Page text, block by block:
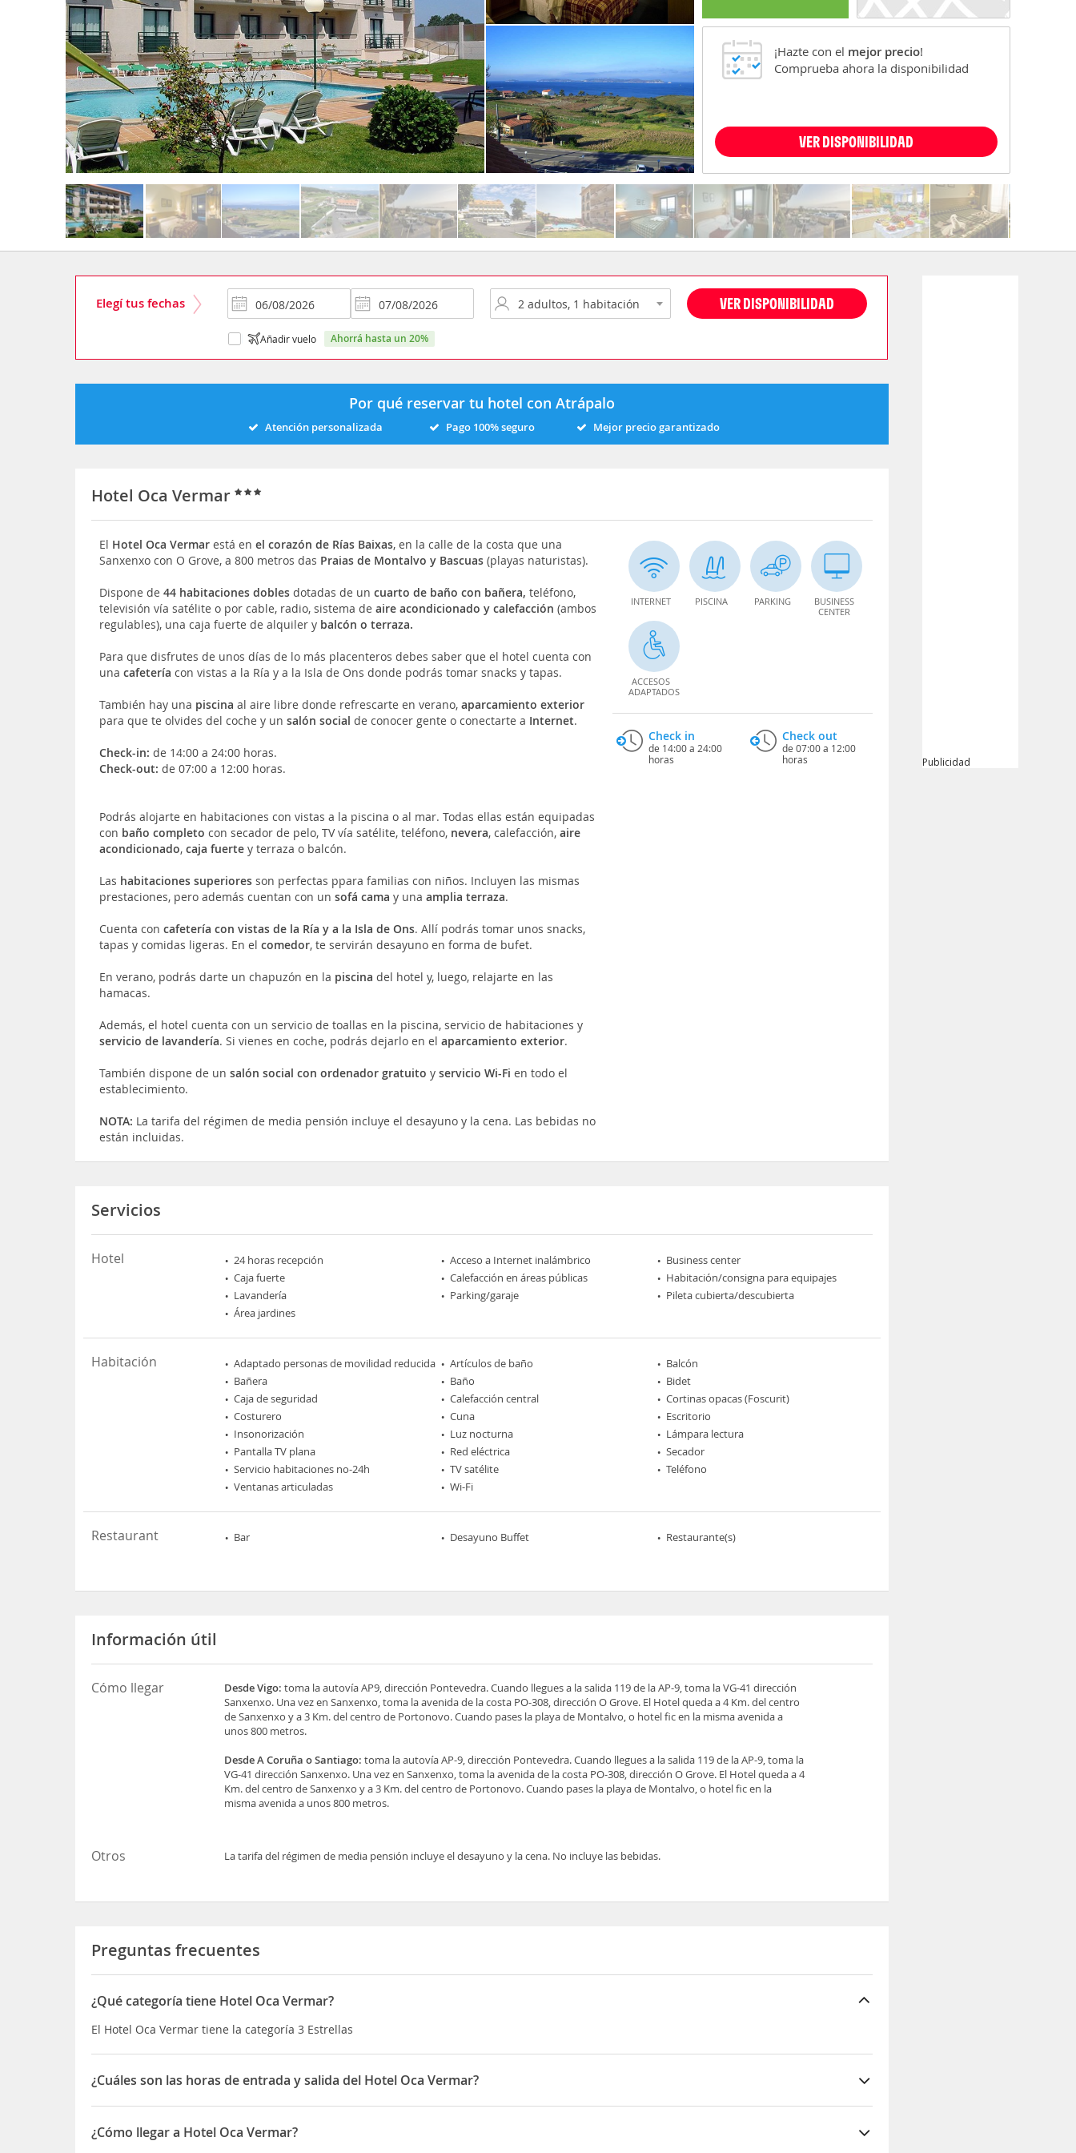
¡Hazte con el mejor precio!
Comprueba ahora la disponibilidad
VER DISPONIBILIDAD
Elegí tus fechas VER DISPONIBILIDAD
Añadir vuelo ahorrá hasta un 20%
Por qué reservar tu hotel con Atrápalo
Atención personalizada Pago 100% seguro Mejor precio garantizado
Hotel Oca Vermar
El HotelOca Vermar está enel corazón de Rías Baixas, en la calle de la costa que una
Sanxenxo con O Grove, a 800 metros das Praias de Montalvo y Bascuas (playas naturistas).
Dispone de 44 habitaciones dobles dotadas de un cuarto de baño con bañera,teléfono,
televisión vía satélite o por cable, radio, sistema deaire acondicionado y calefacción(ambos
regulables), una caja fuerte de alquiler y balcón o terraza.
Para que disfrutes de unos días de lo más placenteros debes saber que el hotel cuenta con
una cafetería con vistas a la Ría y a la Isla de Ons donde podrás tomar snacks y tapas.
También hay una piscina al aire libre donde refrescarte en verano,aparcamiento exterior
para que te olvides del coche y unsalón social de conocer gente o conectarte a Internet.
Check-in: de 14:00 a 24:00 horas.
Check-out: de 07:00 a 12:00 horas.
Podrás alojarte en habitaciones con vistas a la piscina o al mar. Todas ellas están equipadas
con baño completo con secador de pelo, TV vía satélite, teléfono, nevera, calefacción, aire
acondicionado, caja fuerte y terraza o balcón.
Las habitaciones superiores son perfectas ppara familias con niños. Incluyen las mismas
prestaciones, pero además cuentan con unsofá cama y una amplia terraza.
Cuenta concafetería con vistas de la Ría y a la Isla de Ons. Allí podrás tomar unos snacks,
tapas y comidas ligeras. En elcomedor, te servirán desayuno en forma de bufet.
En verano, podrás darte un chapuzón en la piscina del hotel y, luego, relajarte en las
hamacas.
Además, el hotel cuenta con un servicio de toallas en la piscina, servicio de habitaciones y
servicio de lavandería. Si vienes en coche, podrás dejarlo en el aparcamiento exterior.
También dispone de un salón social con ordenador gratuito yservicio Wi-Fi en todo el
establecimiento.
NOTA: La tarifa del régimen de media pensión incluye el desayuno y la cena. Las bebidas no
están incluidas.
INTERNET PISCINA PARKING
BUSINESS
CENTER
ACCESOS
ADAPTADOS
Check in
de 14:00 a 24:00
horas
Check out
de 07:00 a 12:00
horas
Servicios
Hotel 24 horas recepción Acceso a Internet inalámbrico
Business center
Caja fuerte
Calefacción en áreas públicas
Habitación/consigna para equipajes
Lavandería
Parking/garaje
Pileta cubierta/descubierta
Área jardines
Habitación Adaptado personas de movilidad reducida Artículos de baño
Balcón
Bañera
Baño
Bidet
Caja de seguridad
Calefacción central
Cortinas opacas (Foscurit)
Costurero
Cuna
Escritorio
Insonorización
Luz nocturna
Lámpara lectura
Pantalla TV plana
Red eléctrica
Secador
Servicio habitaciones no-24h
TV satélite
Teléfono
Ventanas articuladas
Wi-Fi
Restaurant Bar Desayuno Buffet Restaurante(s)
Información útil
Cómo llegar Desde Vigo: toma la autovía AP9, dirección Pontevedra. Cuando llegues a la salida 119 de la AP-9, toma la VG-41 dirección
Sanxenxo. Una vez en Sanxenxo, toma la avenida de la costa PO-308, dirección O Grove. El Hotel queda a 4 Km. del centro
de Sanxenxo y a 3 Km. del centro de Portonovo. Cuando pases la playa de Montalvo, o hotel fic en la misma avenida a
unos 800 metros.
Desde A Coruña o Santiago: toma la autovía AP-9, dirección Pontevedra. Cuando llegues a la salida 119 de la AP-9, toma la
VG-41 dirección Sanxenxo. Una vez en Sanxenxo, toma la avenida de la costa PO-308, dirección O Grove. El Hotel queda a 4
Km. del centro de Sanxenxo y a 3 Km. del centro de Portonovo. Cuando pases la playa de Montalvo, o hotel fic en la
misma avenida a unos 800 metros.
Otros La tarifa del régimen de media pensión incluye el desayuno y la cena. No incluye las bebidas.
Preguntas frecuentes
¿Qué categoría tiene Hotel Oca Vermar?
El Hotel Oca Vermar tiene la categoría 3 Estrellas
¿Cuáles son las horas de entrada y salida del Hotel Oca Vermar?
La entrada a Hotel Oca Vermar es de 14:00 a 24:00 horas y la salida de 07:00 a 12:00 horas
¿Cómo llegar a Hotel Oca Vermar?
Publicidad